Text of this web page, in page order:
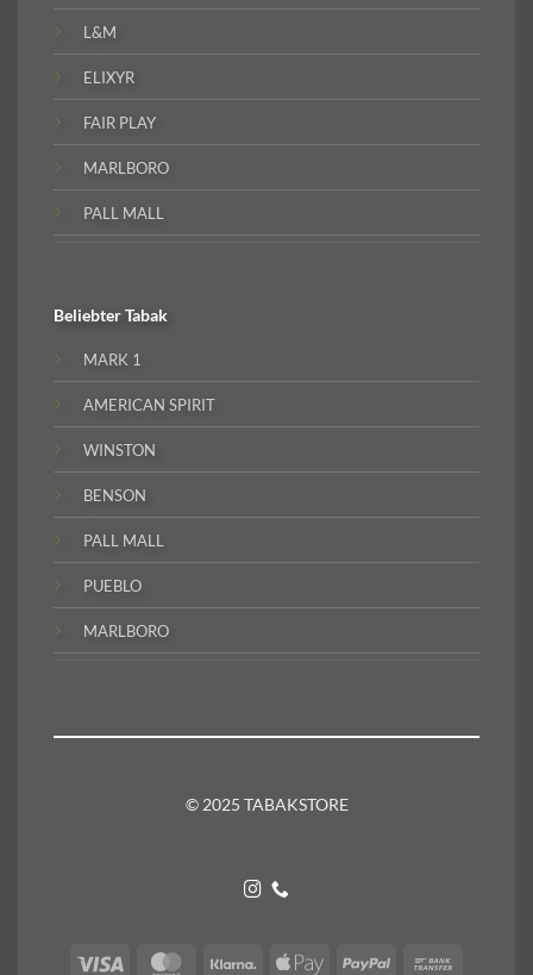
L&M
ELIXYR
FAIR PLAY
MARLBORO
PALL MALL
BeliebterTabak
MARK 1
AMERICAN SPIRIT
WINSTON
BENSON
PALL MALL
PUEBLO
MARLBORO
© 2025 TABAKSTORE
Visa MasterCardKlarna Apple PayPal